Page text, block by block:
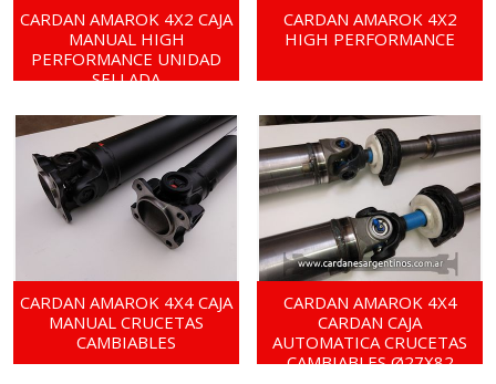
CARDAN AMAROK 4X2 CAJA
MANUAL HIGH
PERFORMANCE UNIDAD
SELLADA
CARDAN AMAROK 4X2
HIGH PERFORMANCE
CARDAN AMAROK 4X4 CAJA
MANUAL CRUCETAS
CAMBIABLES
CARDAN AMAROK 4X4
CARDAN CAJA
AUTOMATICA CRUCETAS
CAMBIABLES Ø27X82